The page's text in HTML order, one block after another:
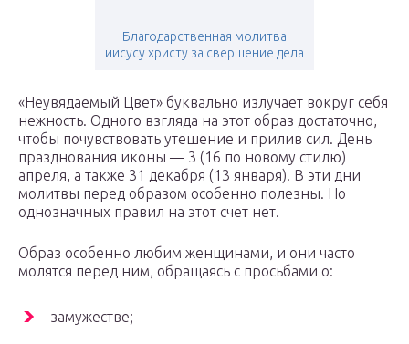
Благодарственная молитва
иисусу христу за свершение дела
«Неувядаемый Цвет» буквально излучает вокруг себя
нежность. Одного взгляда на этот образ достаточно,
чтобы почувствовать утешение и прилив сил. День
празднования иконы — 3 (16 по новому стилю)
апреля, а также 31 декабря (13 января). В эти дни
молитвы перед образом особенно полезны. Но
однозначных правил на этот счет нет.
Образ особенно любим женщинами, и они часто
молятся перед ним, обращаясь с просьбами о:
замужестве;